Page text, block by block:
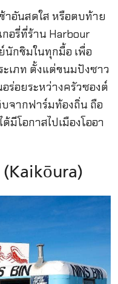
าอันสดใส หรือตบท้าย
อรี่ที่ร้าน Harbour
นักชิมในทุกมื้อ เพื่อ
เภท ตั้งแต่ขนมปังซาว
ร่อยระหว่างครัวซองต์
จากฟาร์มท้องถิ่น ถือ
โอกาสไปเมืองโออา
(Kaikōura)